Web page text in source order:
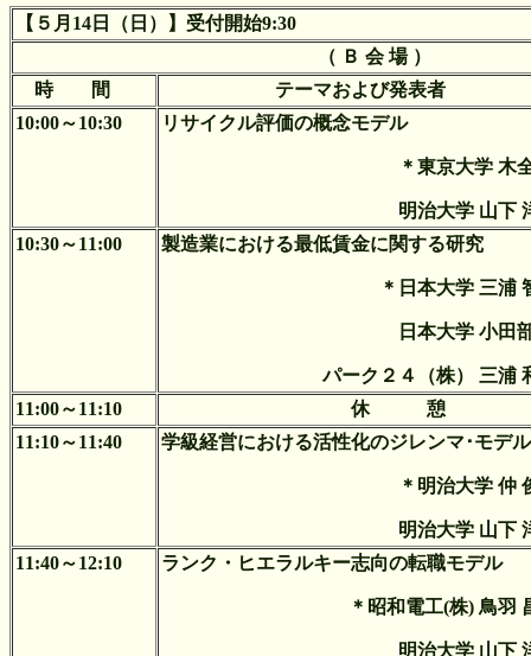
【５月14日（日）】受付開始9:30
（ Ｂ 会 場 ）
時 間
テーマおよび発表者
10:00～10:30
リサイクル評価の概念モデル
＊東京大学 木
明治大学 山下
10:30～11:00
製造業における最低賃金に関する研究
＊日本大学 三浦
日本大学 小田
パーク２４（株） 三浦
11:00～11:10
休 憩
11:10～11:40
学級経営における活性化のジレンマ･モデル
＊明治大学 仲
明治大学 山下
11:40～12:10
ランク・ヒエラルキー志向の転職モデル
＊昭和電工(株) 鳥羽
明治大学 山下